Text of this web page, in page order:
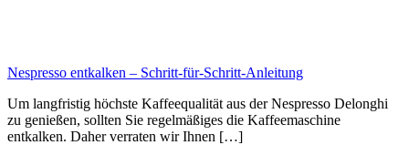
Nespresso entkalken – Schritt-für-Schritt-Anleitung
Um langfristig höchste Kaffeequalität aus der Nespresso Delonghi
zu genießen, sollten Sie regelmäßiges die Kaffeemaschine
entkalken. Daher verraten wir Ihnen […]